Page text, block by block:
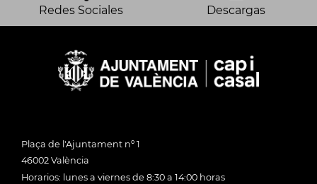
Redes Sociales Descargas
Plaça de l'Ajuntament nº 1
46002 València
Horarios: lunes a viernes de 8:30 a 14:00 horas